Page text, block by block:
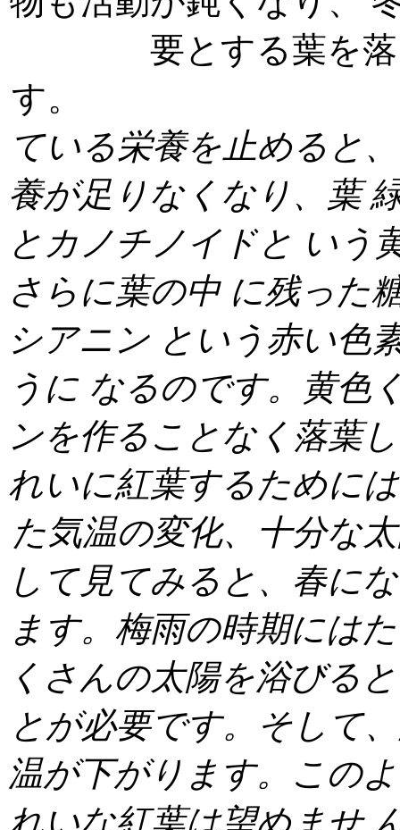
要とする葉を
す
ている栄養を止める
養が足りなくなり、葉
とカノチノイドと いう
さらに葉の中 に残った
シアニン という赤い色
うに なるのです。黄色
ンを作ることなく落
れいに紅葉するために
た気温の変化、十分な
して見てみると、春に
ます。梅雨の時期には
くさんの太陽を浴びる
とが必要です。そして
温が下がります。このよ
れいな紅葉は望めませ